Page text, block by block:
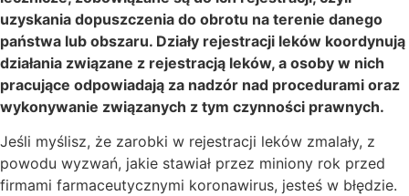
uzyskania dopuszczenia do obrotu na terenie danego
państwa lub obszaru. Działy rejestracji leków koordynują
działania związane z rejestracją leków, a osoby w nich
pracujące odpowiadają za nadzór nad procedurami oraz
wykonywanie związanych z tym czynności prawnych.
Jeśli myślisz, że zarobki w rejestracji leków zmalały, z
powodu wyzwań, jakie stawiał przez miniony rok przed
firmami farmaceutycznymi koronawirus, jesteś w błędzie.